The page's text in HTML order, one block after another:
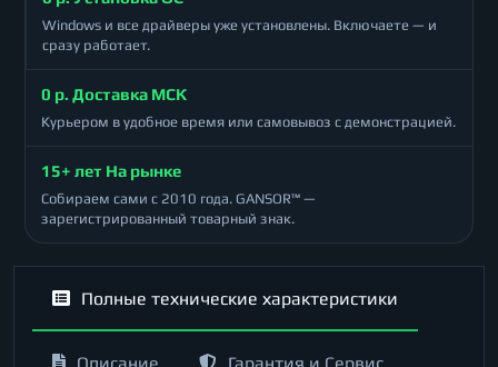
Windows и все драйверы уже установлены. Включаете — и
сразу работает.
0 р. Доставка МСК
Курьером в удобное время или самовывоз с демонстрацией.
15+ лет На рынке
Собираем сами с 2010 года. GANSOR™ —
зарегистрированный товарный знак.
Полные технические характеристики
Описание Гарантия и Сервис